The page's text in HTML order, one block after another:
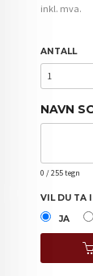
inkl. mva.
ANTALL
NAVN
0 / 255 tegn
VIL DU TA
JA